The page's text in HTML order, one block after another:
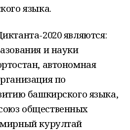
языка.
2020 являются:
и науки
автономная
по
башкирского языка,
общественных
курултай